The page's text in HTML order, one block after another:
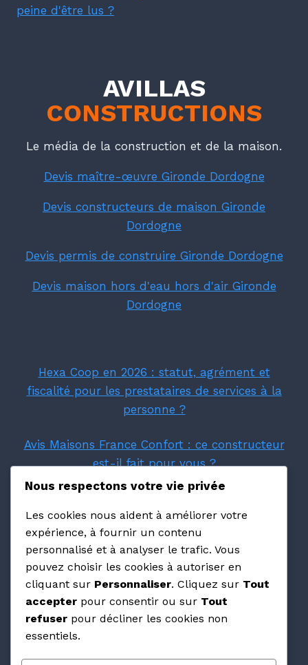
peine d'être lus ?
AVILLAS
CONSTRUCTIONS
Le média de la construction et de la maison.
Devis maître-œuvre Gironde Dordogne
Devis constructeurs de maison Gironde
Dordogne
Devis permis de construire Gironde Dordogne
Devis maison hors d'eau hors d'air Gironde
Dordogne
Hexa Coop en 2026 : statut, agrément et
fiscalité pour les prestataires de services à la
personne ?
Avis Maisons France Confort : ce constructeur
est-il fait pour vous ?
ce constructeur PACA
Avis Maisons Pierre : ce qu'on pense vraiment
de cette franchise en 2026 ?
Les avis Maisons Arlogis valent-ils vraiment la
peine d'être lus ?
Nous respectons votre vie privée
Les cookies nous aident à améliorer votre
expérience, à fournir un contenu
personnalisé et à analyser le trafic. Vous
pouvez choisir les cookies à autoriser en
cliquant sur Personnaliser. Cliquez sur Tout
accepter pour consentir ou sur Tout
refuser pour décliner les cookies non
essentiels.